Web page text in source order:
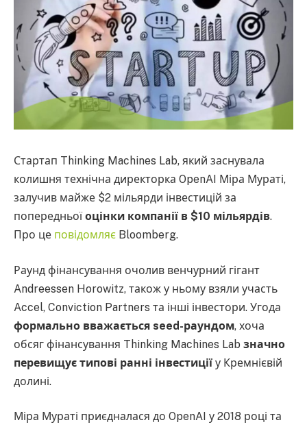
Стартап Thinking Machines Lab, який заснувала
колишня технічна директорка OpenAI Міра Мураті,
залучив майже $2 мільярди інвестицій за
попередньоїоцінки компанії в $10 мільярдів.
Про це повідомляє Bloomberg.
Раунд фінансування очолив венчурний гігант
Andreessen Horowitz, також у ньому взяли участь
Accel, Conviction Partners та інші інвестори. Угода
формально вважається seed-раундом, хоча
обсяг фінансування Thinking Machines Lab значно
перевищує типові ранні інвестиції у Кремнієвій
долині.
Міра Мураті приєдналася до OpenAI у 2018 році та